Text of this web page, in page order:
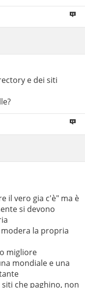
e dei siti
il vero gia c'è" ma è
si devono
la propria
migliore
mondiale e una
che paghino, non